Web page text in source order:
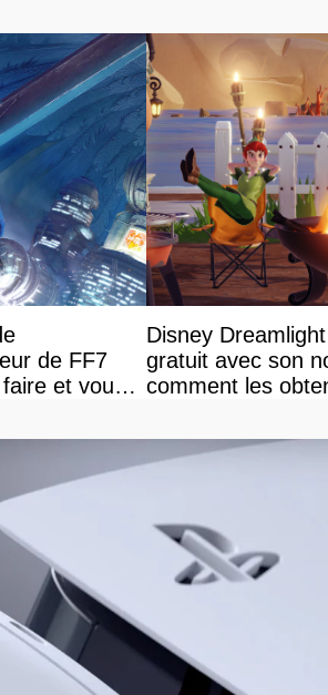
de FF7
et vous
Disney
gratuit avec son
comment les